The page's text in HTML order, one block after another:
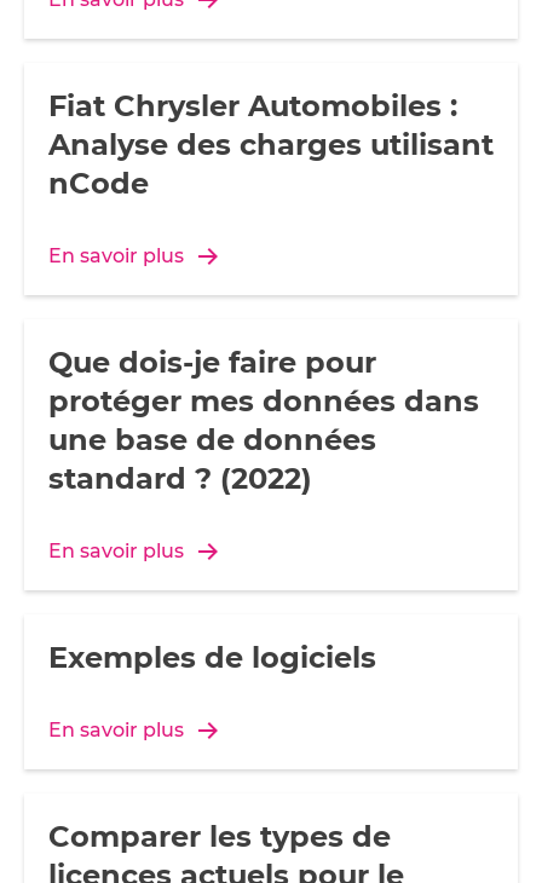
Fiat Chrysler Automobiles :
Analyse des charges utilisant
nCode
En savoir plus
Que dois-je faire pour
protéger mes données dans
une base de données
standard ? (2022)
En savoir plus
Exemples de logiciels
En savoir plus
Comparer les types de
licences actuels pour le